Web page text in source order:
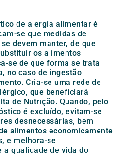
de alergia alimentar é
se que medidas de
devem manter, de que
os alimentos
se de que forma se trata
no caso de ingestão
Cria-se uma rede de
que beneficiará
de Nutrição. Quando, pelo
é excluído, evitam-se
desnecessárias, bem
alimentos economicamente
e melhora-se
a qualidade de vida do